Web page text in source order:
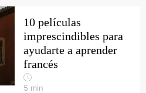
10 películas
imprescindibles para
ayudarte a aprender
francés
5 min